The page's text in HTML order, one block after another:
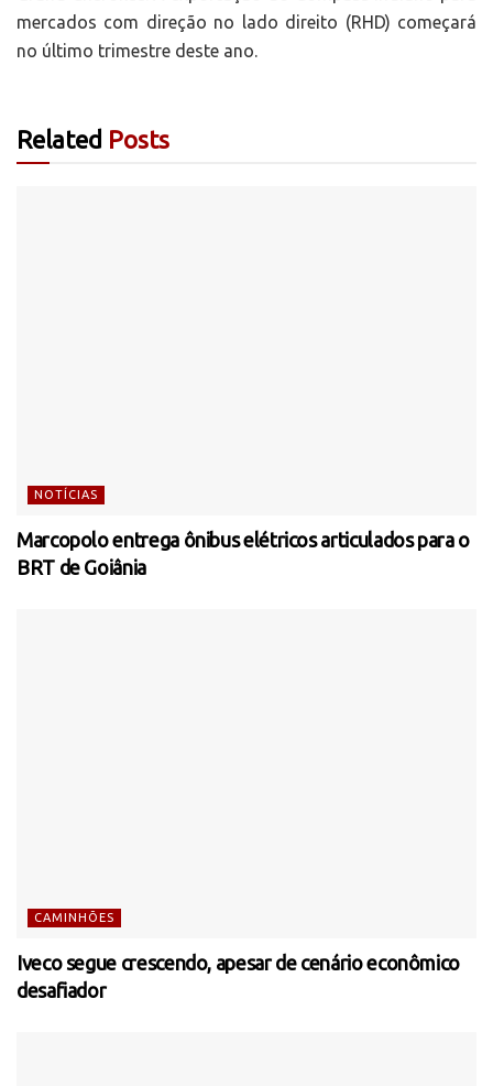
mercados com direção no lado direito (RHD) começará
no último trimestre deste ano.
Related Posts
NOTÍCIAS
Marcopolo entrega ônibus elétricos articulados para o
BRT de Goiânia
CAMINHÕES
Iveco segue crescendo, apesar de cenário econômico
desafiador